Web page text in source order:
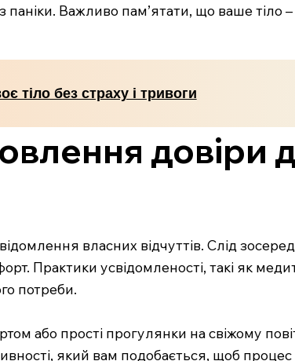
Важливо пам’ятати, що ваше тіло
тіло без страху і тривоги
довіри
власних відчуттів. Слід
Практики усвідомленості, такі як
потреби.
або прості прогулянки на свіжому
який вам подобається, щоб